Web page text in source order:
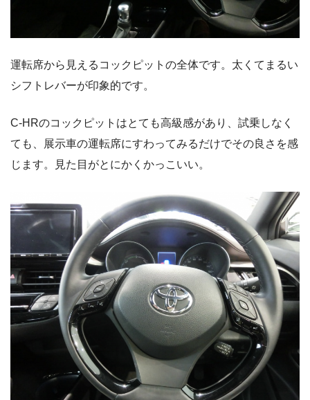
運転席から見えるコックピットの全体です。太くてまるい
シフトレバーが印象的です。
C-HRのコックピットはとても高級感があり、試乗しなく
ても、展示車の運転席にすわってみるだけでその良さを感
じます。見た目がとにかくかっこいい。